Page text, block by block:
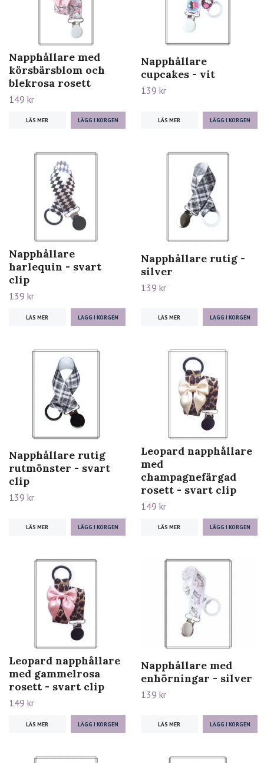
Napphållare med
körsbärsblom och
blekrosa rosett
149 kr
LÄS MER
Napphållare
cupcakes - vit
139 kr
LÄS MER
Napphållare
harlequin - svart
clip
139 kr
LÄS MER
Napphållare rutig -
silver
139 kr
LÄS MER
Napphållare rutig
rutmönster - svart
clip
139 kr
LÄS MER
Leopard napphållare
med
champagnefärgad
rosett - svart clip
149 kr
LÄS MER
Leopard napphållare
med gammelrosa
rosett - svart clip
149 kr
LÄS MER
Napphållare med
enhörningar - silver
139 kr
LÄS MER